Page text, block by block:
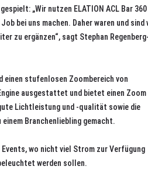
„Wir nutzen ELATION ACL Bar 360
bei uns machen. Daher waren und sind
zu ergänzen“, sagt Stephan Regenberg-
einen stufenlosen Zoombereich von
ausgestattet und bietet einen Zoom
Lichtleistung und -qualität sowie die
Branchenliebling gemacht.
wo nicht viel Strom zur Verfügung
werden sollen.